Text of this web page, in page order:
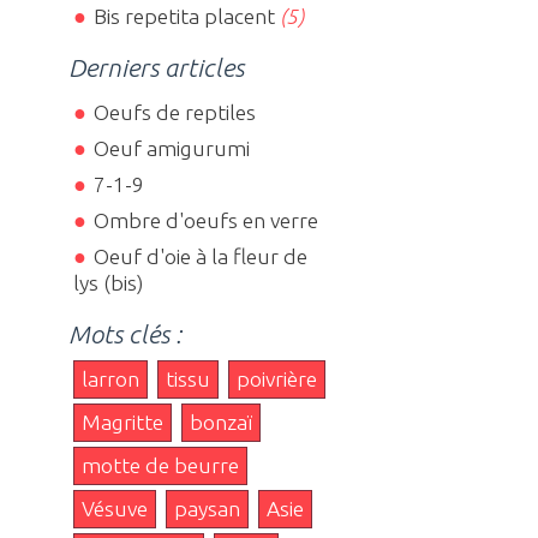
Bis repetita placent(5)
Derniers articles
Oeufs de reptiles
Oeuf amigurumi
7-1-9
Ombre d'oeufs en verre
Oeuf d'oie à la fleur de
lys (bis)
Mots clés :
larron tissu
poivrière
Magritte
bonzaï
motte de beurre
Vésuve
paysan
Asie